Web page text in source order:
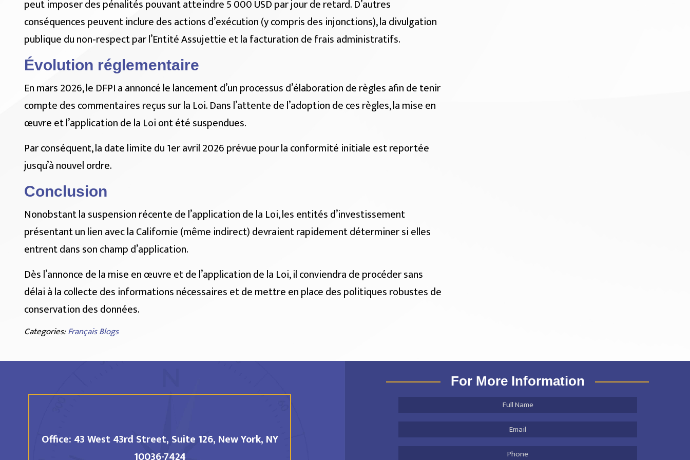
peut imposer des pénalités pouvant atteindre 5 000 USD par jour de retard. D’autres
conséquences peuvent inclure des actions d’exécution (y compris des injonctions), la divulgation
publique du non‑respect par l’Entité Assujettie et la facturation de frais administratifs.
Évolution réglementaire
En mars 2026, le DFPI a annoncé le lancement d’un processus d’élaboration de règles afin de tenir
compte des commentaires reçus sur la Loi. Dans l’attente de l’adoption de ces règles, la mise en
œuvre et l’application de la Loi ont été suspendues.
Par conséquent, la date limite du 1er avril 2026 prévue pour la conformité initiale est reportée
jusqu’à nouvel ordre.
Conclusion
Nonobstant la suspension récente de l’application de la Loi, les entités d’investissement
présentant un lien avec la Californie (même indirect) devraient rapidement déterminer si elles
entrent dans son champ d’application.
Dès l’annonce de la mise en œuvre et de l’application de la Loi, il conviendra de procéder sans
délai à la collecte des informations nécessaires et de mettre en place des politiques robustes de
conservation des données.
Categories:Français Blogs
Office: 43 West 43rd Street, Suite 126, New York, NY
For More Information
Full
Name *
Email
Address *
Phone